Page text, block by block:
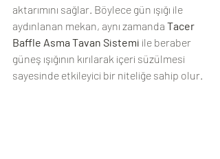
aktarımını sağlar. Böylece gün ışığı ile
aydınlanan mekan, aynı zamanda Tacer
Baffle Asma Tavan Sistemi ile beraber
güneş ışığının kırılarak içeri süzülmesi
sayesinde etkileyici bir niteliğe sahip olur.